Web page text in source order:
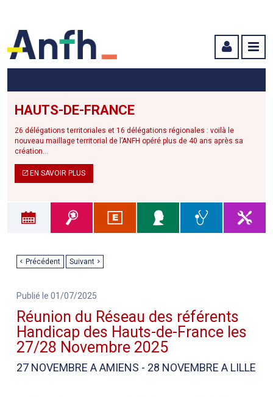
HAUTS-DE-FRANCE
26 délégations territoriales et 16 délégations régionales : voilà le
nouveau maillage territorial de l’ANFH opéré plus de 40 ans après sa
création...
EN SAVOIR PLUS
Précédent Suivant
Publié le 01/07/2025
Réunion du Réseau des référents
Handicap des Hauts-de-France les
27/28 Novembre 2025
27 NOVEMBRE A AMIENS - 28 NOVEMBRE A LILLE